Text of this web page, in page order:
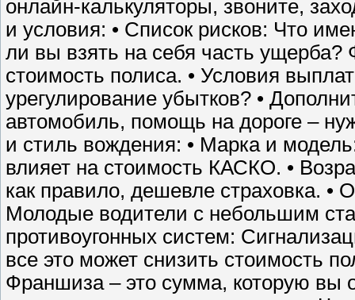
онлайн-калькуляторы, звоните,
и условия: • Список рисков: Что
ли вы взять на себя часть
стоимость полиса. • Условия
урегулирование убытков? •
автомобиль, помощь на дороге –
и стиль вождения: • Марка и
влияет на стоимость КАСКО. •
как правило, дешевле страховка. •
Молодые водители с небольшим
противоугонных систем:
все это может снизить стоимость
Франшиза – это сумма, которую вы